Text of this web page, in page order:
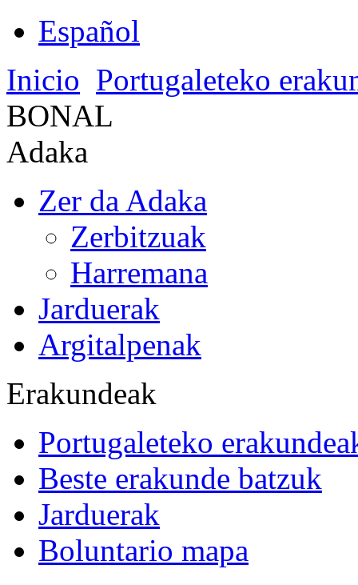
Español
Inicio Portugaleteko
BONAL
Adaka
Zer da Adaka
Zerbitzuak
Harremana
Jarduerak
Argitalpenak
Erakundeak
Portugaleteko
Beste erakunde batzuk
Jarduerak
Boluntario mapa